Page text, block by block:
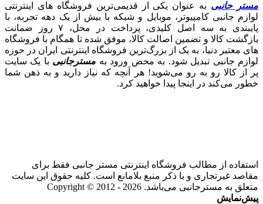
مستر جانبی به عنوان یکی از قدیمی‌ترین فروشگاه های اینترنتی
لوازم جانبی کامپیوتر، موبایل و شبکه با بیش از یک دهه تجربه، با
پایبندی به سه اصل کلیدی، پرداخت در محل، ۷ روز ضمانت
بازگشت کالا و تضمین اصالت کالا، موفق شده تا همگام با فروشگاه‌
های معتبر دنیا، به یک از بزرگ‌ترین فروشگاه اینترنتی ایران در حوزه
لوازم جانبی تبدیل شود. به محض ورود به مسترجانبی با یک سایت
پر از کالا رو به رو می‌شوید! هر آنچه که نیاز دارید و به ذهن شما
خطور می‌کند در اینجا پیدا خواهید کرد.
استفاده از مطالب فروشگاه اینترنتی مستر جانبی فقط برای
مقاصد غیرتجاری و با ذکر منبع بلامانع است. کلیه حقوق این سایت
متعلق به مسترجانبی می‌باشد. Copyright © 2012 - 2026
پیش‌نمایش